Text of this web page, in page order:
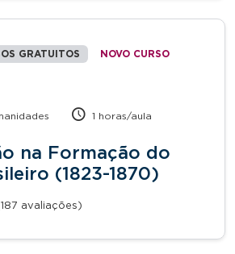
GRATUITOS NOVO CURSO
1 horas/aula
na Formação do
(1823-1870)
avaliações)